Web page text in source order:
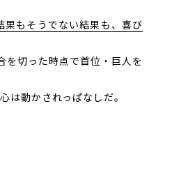
果もそうでない結果も、喜び
を切った時点で首位・巨人を
は動かされっぱなしだ。